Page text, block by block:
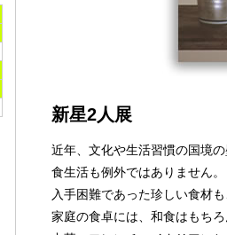
新星2人展
近年、文化や生活習慣の国境
食生活も例外ではありません。
入手困難であった珍しい食材
家庭の食卓には、和食はもち